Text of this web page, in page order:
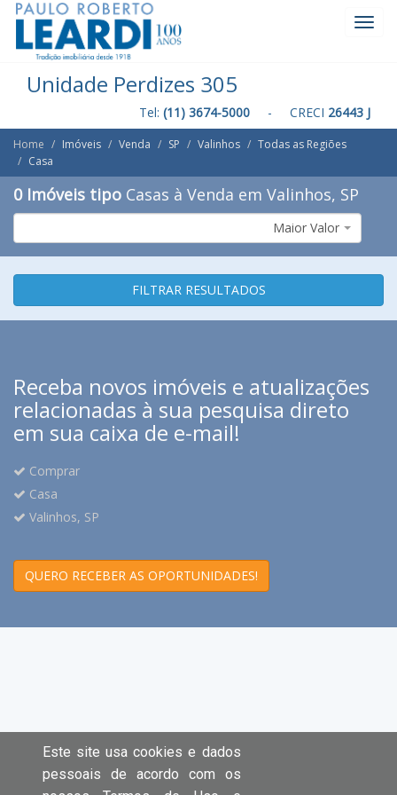
Unidade Perdizes 305
Tel: (11) 3674-5000 - CRECI 26443 J
Home Imóveis Venda SP Valinhos
Todas as Regiões
Casa
0 Imóveis tipo Casas à Venda em Valinhos, SP
Maior Valor
FILTRAR RESULTADOS
Receba novos imóveis e atualizações
relacionadas à sua pesquisa direto
em sua caixa de e-mail!
Comprar
Casa
Valinhos, SP
QUERO RECEBER AS OPORTUNIDADES!
Este site usa cookies e dados
pessoais de acordo com os